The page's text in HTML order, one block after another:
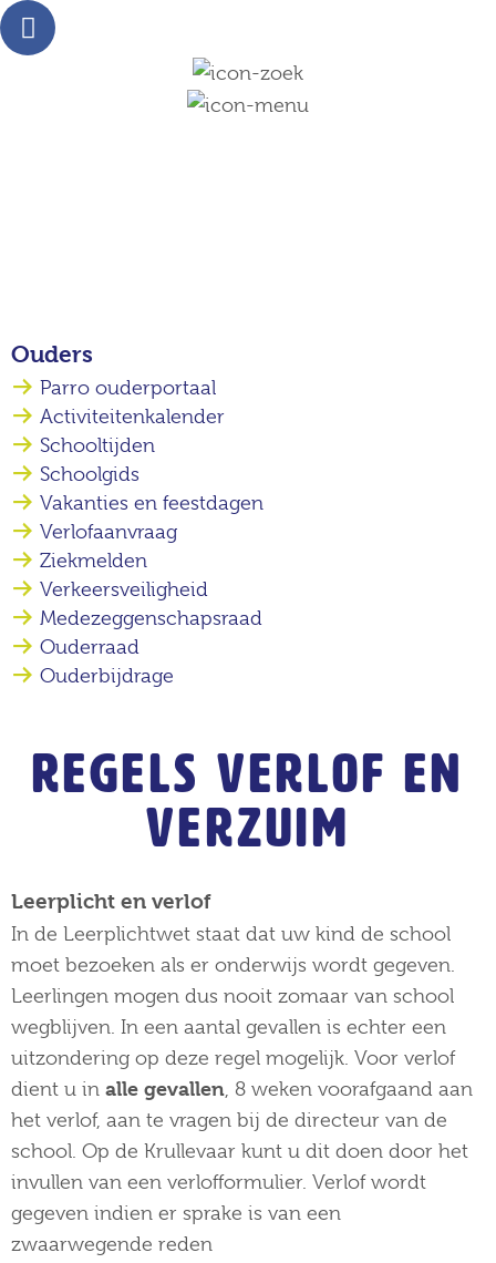
Ouders
Parro ouderportaal
Activiteitenkalender
Schooltijden
Schoolgids
Vakanties en feestdagen
Verlofaanvraag
Ziekmelden
Verkeersveiligheid
Medezeggenschapsraad
Ouderraad
Ouderbijdrage
REGELS VERLOF EN
VERZUIM
Leerplicht en verlof
In de Leerplichtwet staat dat uw kind de school
moet bezoeken als er onderwijs wordt gegeven.
Leerlingen mogen dus nooit zomaar van school
wegblijven. In een aantal gevallen is echter een
uitzondering op deze regel mogelijk. Voor verlof
dient u in alle gevallen, 8 weken voorafgaand aan
het verlof, aan te vragen bij de directeur van de
school. Op de Krullevaar kunt u dit doen door het
invullen van een verlofformulier. Verlof wordt
gegeven indien er sprake is van een
zwaarwegende reden